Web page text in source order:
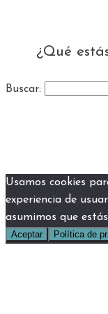
¿Qué
Buscar:
Usamos cookies
experiencia de
asumimos que
Aceptar Política de